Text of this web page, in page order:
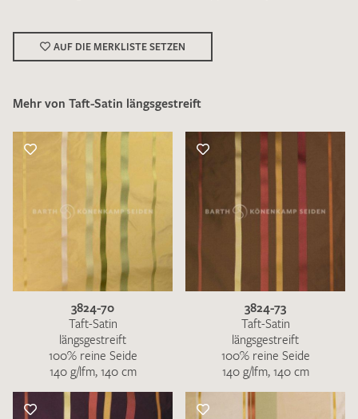
Ich bin damit einverstanden, dass meine angegebenen Daten
zur Beantwortung meiner Musteranfrage genutzt werden.
DieDatenschutzbestimmungenhabe ich zur Kenntnis
MUSTERANFRAGE SENDEN
AUF DIE MERKLISTE SETZEN
Mehr von Taft-Satin längsgestreift
3824-70
Taft-Satin
längsgestreift
100% reine Seide
140 g/lfm, 140 cm
3824-73
Taft-Satin
längsgestreift
100% reine Seide
140 g/lfm, 140 cm